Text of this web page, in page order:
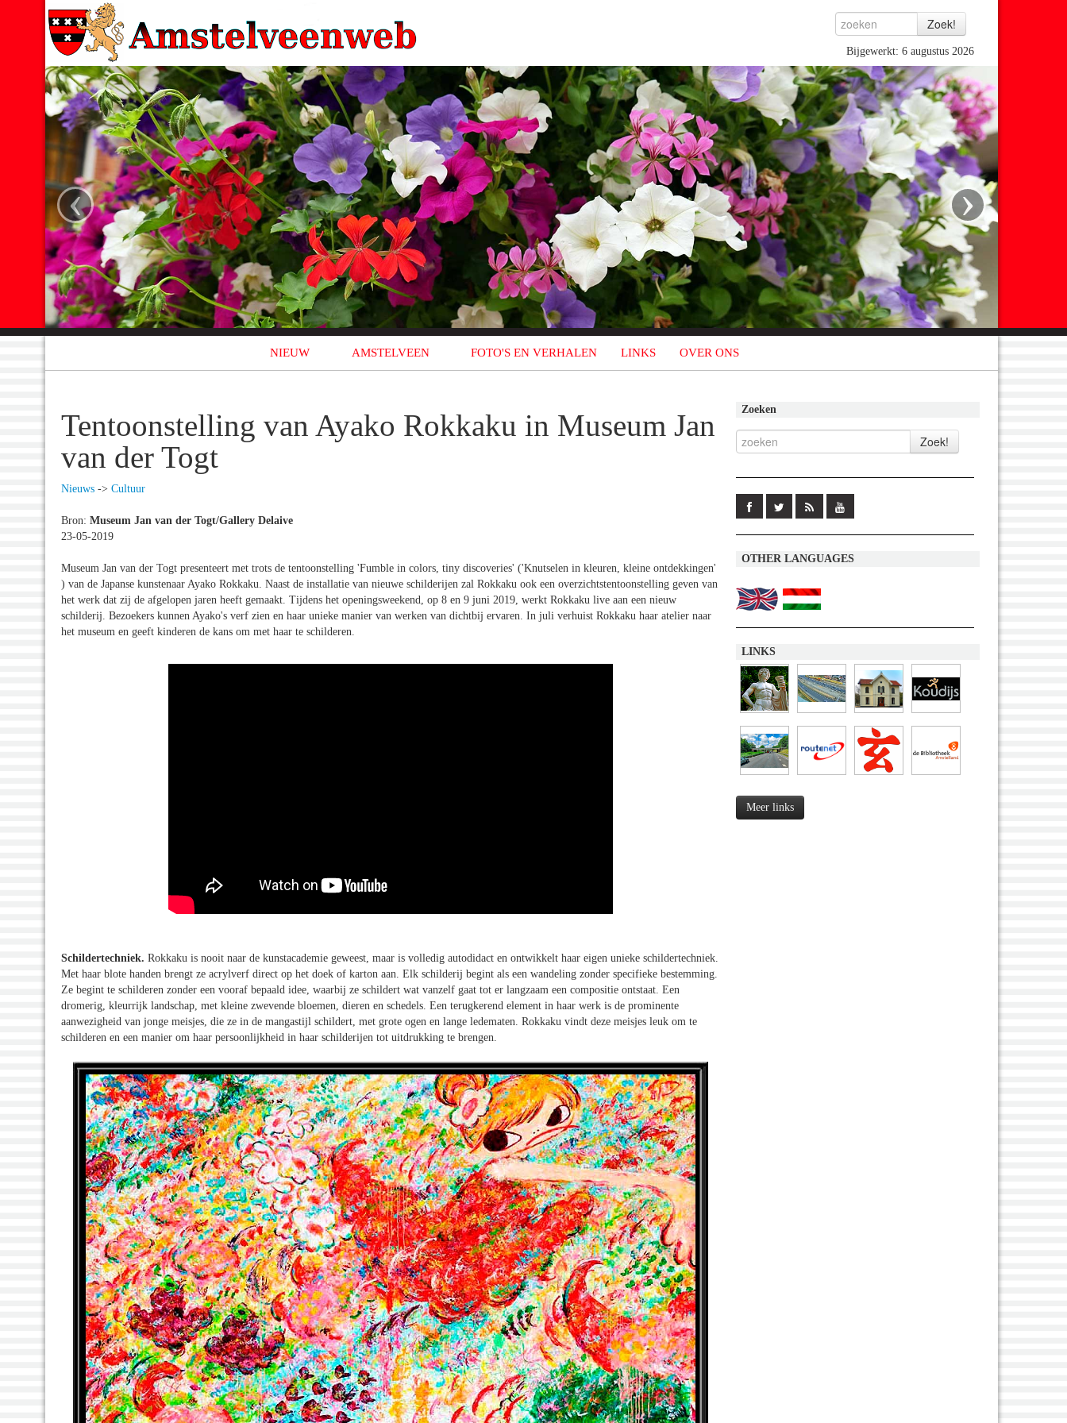
Bijgewerkt: 6 augustus 2026
‹ ›
NIEUW AMSTELVEEN FOTO'S EN VERHALEN LINKS OVER ONS
Tentoonstelling van Ayako Rokkaku in Museum Jan
van der Togt
Nieuws -> Cultuur
Bron: Museum Jan van der Togt/Gallery Delaive
23-05-2019
Museum Jan van der Togt presenteert met trots de tentoonstelling 'Fumble in colors, tiny discoveries' ('Knutselen in kleuren, kleine ontdekkingen'
) van de Japanse kunstenaar Ayako Rokkaku. Naast de installatie van nieuwe schilderijen zal Rokkaku ook een overzichtstentoonstelling geven van
het werk dat zij de afgelopen jaren heeft gemaakt. Tijdens het openingsweekend, op 8 en 9 juni 2019, werkt Rokkaku live aan een nieuw
schilderij. Bezoekers kunnen Ayako's verf zien en haar unieke manier van werken van dichtbij ervaren. In juli verhuist Rokkaku haar atelier naar
het museum en geeft kinderen de kans om met haar te schilderen.
Schildertechniek. Rokkaku is nooit naar de kunstacademie geweest, maar is volledig autodidact en ontwikkelt haar eigen unieke schildertechniek.
Met haar blote handen brengt ze acrylverf direct op het doek of karton aan. Elk schilderij begint als een wandeling zonder specifieke bestemming.
Ze begint te schilderen zonder een vooraf bepaald idee, waarbij ze schildert wat vanzelf gaat tot er langzaam een compositie ontstaat. Een
dromerig, kleurrijk landschap, met kleine zwevende bloemen, dieren en schedels. Een terugkerend element in haar werk is de prominente
aanwezigheid van jonge meisjes, die ze in de mangastijl schildert, met grote ogen en lange ledematen. Rokkaku vindt deze meisjes leuk om te
schilderen en een manier om haar persoonlijkheid in haar schilderijen tot uitdrukking te brengen.
Zoeken
OTHER LANGUAGES
LINKS
Meer links